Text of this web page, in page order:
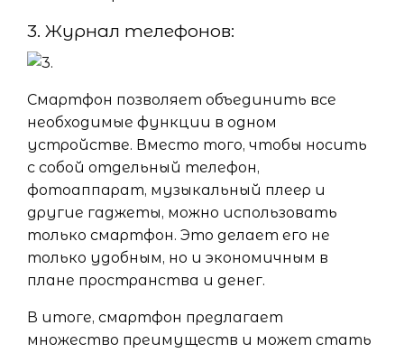
3. Журнал телефонов:
Смартфон позволяет объединить все
необходимые функции в одном
устройстве. Вместо того, чтобы носить
с собой отдельный телефон,
фотоаппарат, музыкальный плеер и
другие гаджеты, можно использовать
только смартфон. Это делает его не
только удобным, но и экономичным в
плане пространства и денег.
В итоге, смартфон предлагает
множество преимуществ и может стать